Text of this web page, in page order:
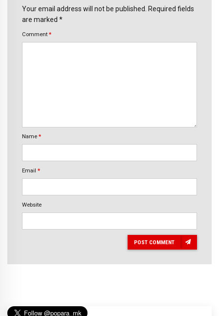
Your email address will not be published. Required fields
are marked *
Comment *
Name *
Email *
Website
POST COMMENT